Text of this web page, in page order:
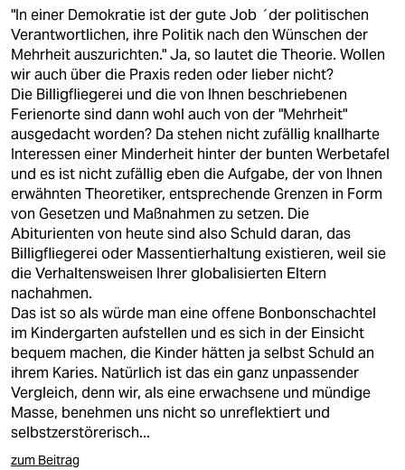
"In einer Demokratie ist der gute Job ´der politischen
Verantwortlichen, ihre Politik nach den Wünschen der
Mehrheit auszurichten." Ja, so lautet die Theorie. Wollen
wir auch über die Praxis reden oder lieber nicht?
Die Billigfliegerei und die von Ihnen beschriebenen
Ferienorte sind dann wohl auch von der "Mehrheit"
ausgedacht worden? Da stehen nicht zufällig knallharte
Interessen einer Minderheit hinter der bunten Werbetafel
und es ist nicht zufällig eben die Aufgabe, der von Ihnen
erwähnten Theoretiker, entsprechende Grenzen in Form
von Gesetzen und Maßnahmen zu setzen. Die
Abiturienten von heute sind also Schuld daran, das
Billigfliegerei oder Massentierhaltung existieren, weil sie
die Verhaltensweisen Ihrer globalisierten Eltern
nachahmen.
Das ist so als würde man eine offene Bonbonschachtel
im Kindergarten aufstellen und es sich in der Einsicht
bequem machen, die Kinder hätten ja selbst Schuld an
ihrem Karies. Natürlich ist das ein ganz unpassender
Vergleich, denn wir, als eine erwachsene und mündige
Masse, benehmen uns nicht so unreflektiert und
selbstzerstörerisch...
zum Beitrag